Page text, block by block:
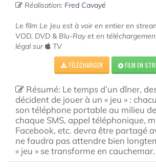
Réalisation: Fred Cavayé
Le film Le Jeu est à voir en entier en
VOD, DVD & Blu-Ray et en
légal sur
TV
TÉLÉCHARGER FILM EN
Résumé: Le temps d’un dîner,
décident de jouer à un « jeu » :
son téléphone portable au milieu
chaque SMS, appel téléphonique,
Facebook, etc. devra être partagé
ne faudra pas attendre bien
« jeu » se transforme en cauchemar.